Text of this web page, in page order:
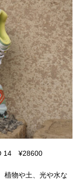
14 ¥28600
植物や土、光や水な